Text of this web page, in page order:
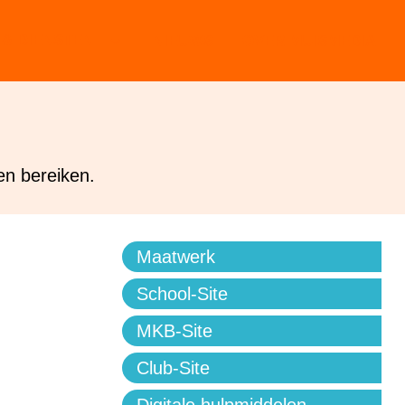
bereiken.
Maatwerk
School-Site
MKB-Site
Club-Site